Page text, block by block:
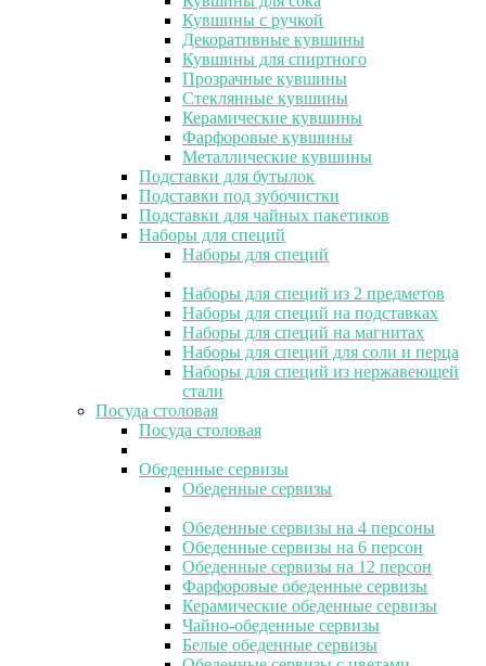
Кувшины с ручкой
Декоративные кувшины
Кувшины для спиртного
Прозрачные кувшины
Стеклянные кувшины
Керамические кувшины
Фарфоровые кувшины
Металлические кувшины
Подставки для бутылок
Подставки под зубочистки
Подставки для чайных пакетиков
Наборы для специй
Наборы для специй
Наборы для специй из 2 предметов
Наборы для специй на подставках
Наборы для специй на магнитах
Наборы для специй для соли и перца
Наборы для специй из нержавеющей
стали
Посуда столовая
Посуда столовая
Обеденные сервизы
Обеденные сервизы
Обеденные сервизы на 4 персоны
Обеденные сервизы на 6 персон
Обеденные сервизы на 12 персон
Фарфоровые обеденные сервизы
Керамические обеденные сервизы
Чайно-обеденные сервизы
Белые обеденные сервизы